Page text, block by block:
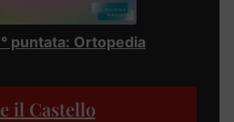
puntata: Ortopedia
il Castello